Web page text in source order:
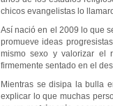
chicos evangelistas lo
Así nació en el 2009 lo que
promueve ideas
mismo sexo y valorizar el
firmemente sentado en el
Mientras se disipa la bulla
explicar lo que muchas